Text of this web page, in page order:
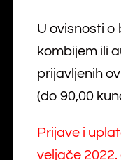
U ovisnosti o
kombijem ili
prijavljenih
(do 90,00
Prijave i
veljače 2022.